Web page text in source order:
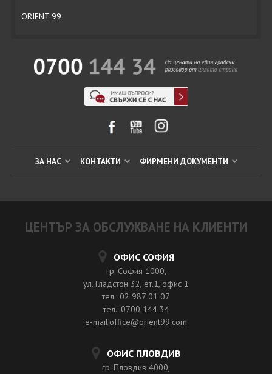
ORIENT 99
ЗА НАС КОНТАКТИ ФИРМЕНИ ДОКУМЕНТИ
ЦЕНТЪР ЗА ОБСЛУЖВАНЕ НА КЛИЕНТИ
ОФИС СОФИЯ
гр. София 1000,
ул. Гладстон 32, ет.1, офис 1
тел.: 02 987 01 07
тел.: 0700 144 34
e-mail:office@orient99.com
ОФИС ПЛОВДИВ
гр. Пловдив 4000,